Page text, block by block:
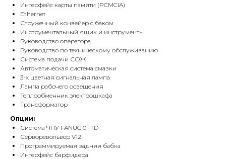
Интерфейс карты памяти (PCMCIA)
Ethernet
Стружечный конвейер с баком
Инструментальный ящик и инструменты
Руководство оператора
Руководство по техническому обслуживанию
Система подачи СОЖ
Автоматическая система смазки
3-х цветная сигнальная лампа
Лампа рабочего освещения
Теплообменник электрошкафа
Трансформатор
Опции:
Система ЧПУ FANUC 0i-TD
Серворевольвер V12
Программируемая задняя бабка
Интерфейс барфидера